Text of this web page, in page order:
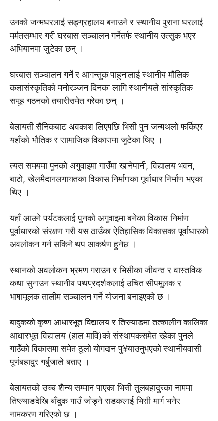
उनकाे जन्मघरलाई सङ्ग्रहालय बनाउने र स्थानीय पुराना घरलाई
मर्मतसम्भार गरी घरबास सञ्चालन गर्नेतर्फ स्थानीय उत्सुक भएर
अभियानमा जुटेका छन् ।
घरबास सञ्चालन गर्ने र आगन्तुक पाहुनालाई स्थानीय मौलिक
कलासंस्कृतिको मनोरञ्जन दिनका लागि स्थानीयले सांस्कृतिक
समूह गठनको तयारीसमेत गरेका छन् ।
बेलायती सैनिकबाट अवकाश लिएपछि भिसी पुन जन्मथलो फर्किएर
यहाँकाे भौतिक र सामाजिक विकासमा जुटेका थिए ।
त्यस समयमा पुनको अगुवाइमा गाउँमा खानेपानी, विद्यालय भवन,
बाटो, खेलमैदानलगायतका विकास निर्माणका पूर्वाधार निर्माण भएका
थिए ।
यहाँ आउने पर्यटकलाई पुनको अगुवाइमा बनेका विकास निर्माण
पूर्वाधारको संरक्षण गरी यस ठाउँका ऐतिहासिक विकासका पूर्वाधारको
अवलोकन गर्न सकिने थप आकर्षण हुनेछ ।
स्थानको अवलोकन भ्रमण गराउन र भिसीका जीवन्त र वास्तविक
कथा सुनाउन स्थानीय पथप्रदर्शकलाई उचित सीपमूलक र
भाषामूलक तालीम सञ्चालन गर्ने योजना बनाइएको छ ।
बादुकको कृष्ण आधारभूत विद्यालय र तिप्ल्याङमा तत्कालीन कालिका
आधारभूत विद्यालय (हाल मावि)को संस्थापकसमेत रहेका पुनले
गाउँको विकासमा समेत ठूलो योगदान पु¥याउनुभएकोे स्थानीयवासी
पूर्णबहादुर गर्बुजाले बताए ।
बेलायतको उच्च शैन्य सम्मान पाएका भिसी तुलबहादुरका नाममा
तिप्ल्याङदेखि बाँदुक गाउँ जोड्ने सडकलाई भिसी मार्ग भनेर
नामकरण गरिएको छ ।